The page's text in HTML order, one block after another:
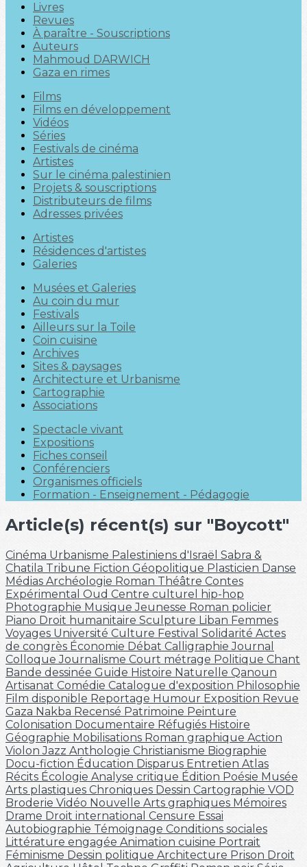
Livres
Revues
À paraître - Souscriptions
Auteurs
Mahmoud DARWICH
Gaza en rimes
Films
Films en développement
Vidéos
Séries
Festivals de cinéma
Artistes
Sur le cinéma palestinien
Projets & souscriptions
Distributeurs de films
Adresses privées
Artistes
Résidences d'artistes
Galeries
Musées et Galeries
Au coin du mur
Festivals
Ailleurs sur la Toile
Coin cuisine
Archives
Sites & paysages
Architecture et Urbanisme
Cartographie
Associations
Spectacle vivant
Expositions
Fiches conseil
Conférenciers
Organismes officiels
Formation - Enseignement - Pédagogie
Article(s) récent(s) sur "Boycott"
Cinéma Urbanisme Palestiniens d'Israël Sabra &
Chatila Tribune Fiction Géopolitique Plasticien Danse
Médias Archéologie Roman Théâtre Contes
Expérimental Oud Centre culturel
hip-hop
Photographie MusiqueJeunesse Roman policier
Piano Droit humanitaire Sculpture Liban Femmes
Voyages Université Culture Festival Solidarité Actes
de congrès Économie Débat CalligraphieJournal
ColloqueJournalisme Court métrage Politique Chant
Bande dessinée Guide Histoire Naturelle Qanoun
Artisanat Comédie Catalogue d'exposition Philosophie
Film disponible Reportage Humour Exposition Revue
Gaza Nakba Recensé Patrimoine Peinture
Colonisation Documentaire Réfugiés Histoire
Géographie Mobilisations Roman graphique Action
ViolonJazz Anthologie Christianisme Biographie
Docu-fiction Éducation Disparus Entretien Atlas
Récits Écologie Analyse critique Édition Poésie Musée
Arts plastiques Chroniques Dessin Cartographie VOD
Broderie Vidéo Nouvelle Arts graphiques Mémoires
Drame Droit international Censure Essai
Autobiographie Témoignage Conditions sociales
Littérature engagée Animation cuisine Portrait
Féminisme Dessin politique Architecture Prison Droit